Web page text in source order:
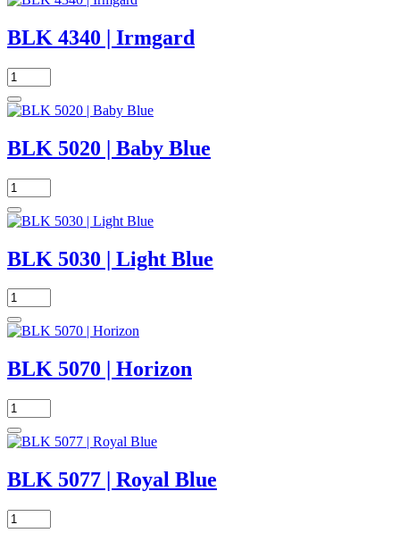
BLK 4340 | Irmgard
BLK 5020 | Baby Blue
BLK 5030 | Light Blue
BLK 5070 | Horizon
BLK 5077 | Royal Blue